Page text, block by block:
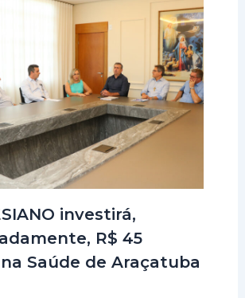
investirá,
R$ 45
Saúde de Araçatuba